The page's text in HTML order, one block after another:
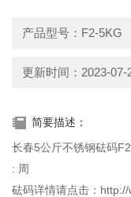
产品型号：F2-5KG
更新时间：2023-07-
简要描述：
长春5公斤不锈钢砝码
: 周
砝码详情请点击：http://